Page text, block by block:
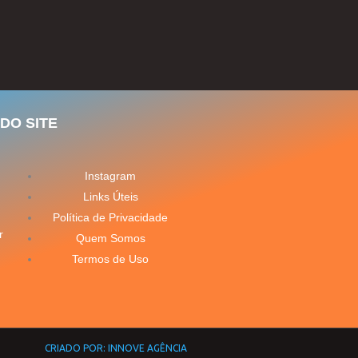
SITE
Instagram
Links Úteis
Política de Privacidade
Quem Somos
Termos de Uso
CRIADO POR: INNOVE AGÊNCIA